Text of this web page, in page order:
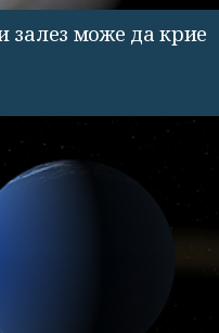
залез може да крие